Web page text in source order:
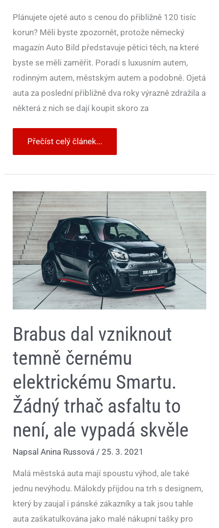
Plánujete ojeté auto s cenou do přibližně 120 tisíc
korun? Měli byste zpozornět, protože německý
magazín Auto Bild představuje pětici těch, na které
byste se měli zaměřit. Poradí s luxusním autem,
rodinným autem, městským autem a podobně. Ojetá
auta za poslední přibližně dva roky výrazně zdražila a
některá z nich se dají koupit skoro za
Přečíst celý článek...
Brabus dal vzniknout
temně černému
elektrickému Smartu.
Žádný trhač asfaltu to
není, ale vypadá skvěle
NapsalAnina Russová /25. 3. 2021
Malá městská auta mají spoustu výhod, ale také
jednu nevýhodu. Málokdy přijdou na trh s designem,
který by zaujal i pánské zákazníky a tak jsou tahle
auta zaškatulkována jako malé nákupní tašky pro
Brabus
dal
vzniknout
temně
černému
elektrickému
Smartu.
Žádný
trhač
asfaltu
to
není,
ale
vypadá
skvěle